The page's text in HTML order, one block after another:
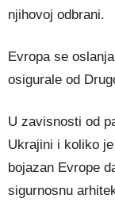
njihovoj odbrani.
Evropa se
osigurale od
U zavisnosti od
Ukrajini i koliko
bojazan Evrope
sigurnosnu